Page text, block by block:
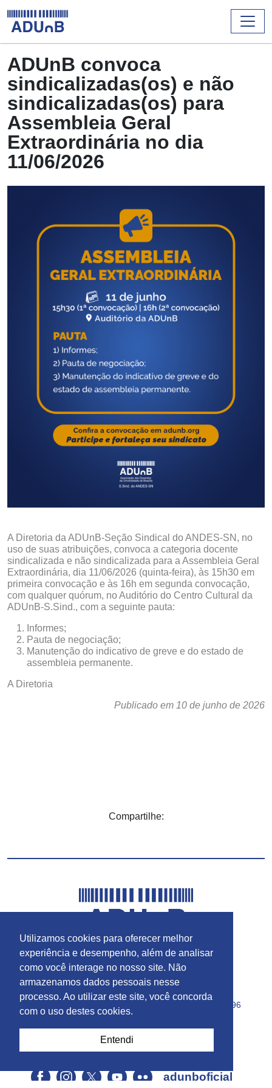
Utilizamos cookies para oferecer melhor
experiência e desempenho, além de analisar
como você interage no nosso site. Não
armazenamos dados pessoais nesse
processo. Ao utilizar este site, você concorda
com o uso destes cookies.
Entendi
ADUnB convoca
sindicalizadas(os) e não
sindicalizadas(os) para
Assembleia Geral
Extraordinária no dia
11/06/2026
A Diretoria da ADUnB-Seção Sindical do ANDES-SN, no
uso de suas atribuições, convoca a categoria docente
sindicalizada e não sindicalizada para a Assembleia Geral
Extraordinária, dia 11/06/2026 (quinta-feira), às 15h30 em
primeira convocação e às 16h em segunda convocação,
com qualquer quórum, no Auditório do Centro Cultural da
ADUnB-S.Sind., com a seguinte pauta:
Informes;
Pauta de negociação;
Manutenção do indicativo de greve e do estado de
assembleia permanente.
A Diretoria
Publicado em 10 de junho de 2026
Compartilhe:
E-mail:
adunbss@adunb.org.br
Telefone Celular:
(61) 98532-1280 | (61) 98405-0596
Endereço:Campus Universitário Darcy Ribeiro,
Gleba A | Casa do Professor | Brasília | DF
70910-900 |Caixa Postal:
adunboficial